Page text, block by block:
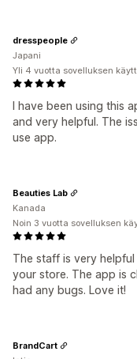
I have been using this
and very helpful. The
use app.
dresspeople
Japani
Yli 4 vuotta sovelluksen
The staff is very
your store. The app is
had any bugs. Love it!
Beauties Lab
Kanada
Noin 3 vuotta sovelluksen
BrandCart